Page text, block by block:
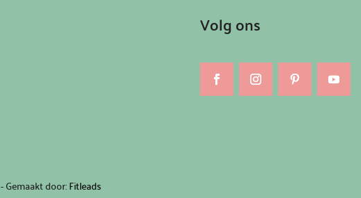
Volg ons
- Gemaakt door:Fitleads